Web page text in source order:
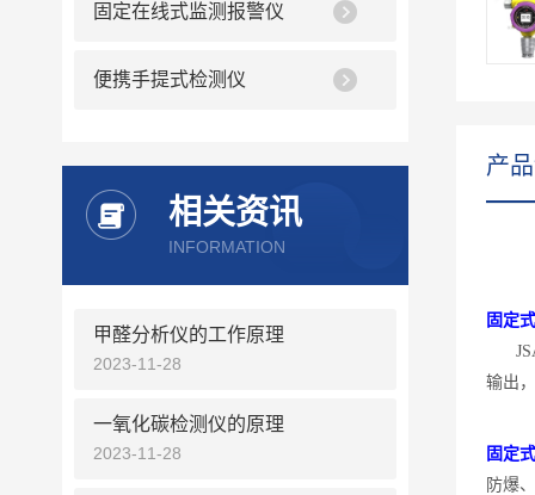
产
固定
输出
固定
防爆
固定在线式监测报警仪
便携手提式检测仪
相关资讯
INFORMATION
甲醛分析仪的工作原理
2023-11-28
一氧化碳检测仪的原理
2023-11-28